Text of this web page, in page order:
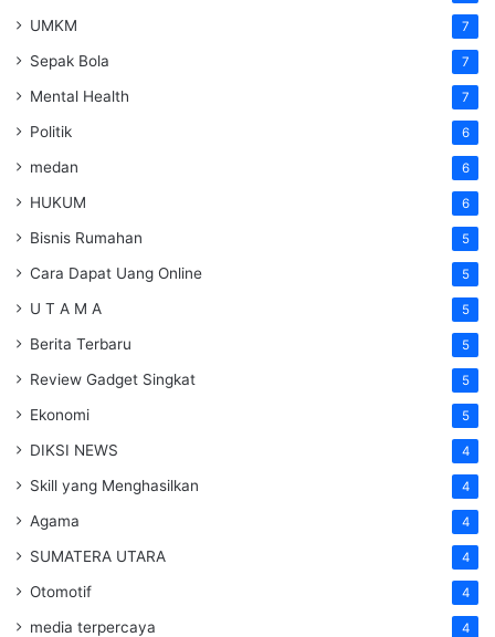
UMKM 7
Sepak Bola 7
Mental Health 7
Politik 6
medan 6
HUKUM 6
Bisnis Rumahan 5
Cara Dapat Uang Online 5
U T A M A 5
Berita Terbaru 5
Review Gadget Singkat 5
Ekonomi 5
DIKSI NEWS 4
Skill yang Menghasilkan 4
Agama 4
SUMATERA UTARA 4
Otomotif 4
media terpercaya 4